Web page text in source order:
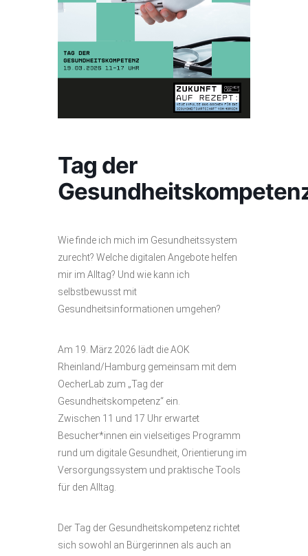
Tag der
Wie finde ich mich im Gesundheitssystem
zurecht? Welche digitalen Angebote helfen
mir im Alltag? Und wie kann ich
selbstbewusst mit
Gesundheitsinformationen umgehen?
Am 19. März 2026 lädt die AOK
Rheinland/Hamburg gemeinsam mit dem
OecherLab zum „Tag der
Gesundheitskompetenz“ ein.
Zwischen 11 und 17 Uhr erwartet
Besucher*innen ein vielseitiges Programm
rund um digitale Gesundheit, Orientierung im
Versorgungssystem und praktische Tools
für den Alltag.
Der Tag der Gesundheitskompetenz richtet
sich sowohl an Bürgerinnen als auch an